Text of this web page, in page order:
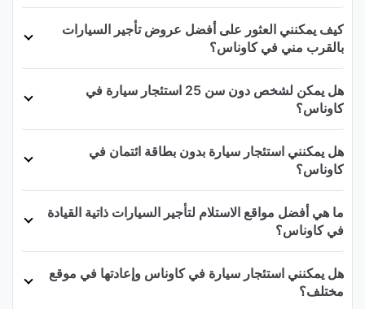
كيف يمكنني العثور على أفضل عروض تأجير السيارات
بالقرب مني في كاوناس؟
هل يمكن لشخص دون سن 25 استئجار سيارة في
كاوناس؟
هل يمكنني استئجار سيارة بدون بطاقة ائتمان في
كاوناس؟
ما هي أفضل مواقع الاستلام لتأجير السيارات ذاتية القيادة
في كاوناس؟
هل يمكنني استئجار سيارة في كاوناس وإعادتها في موقع
مختلف؟